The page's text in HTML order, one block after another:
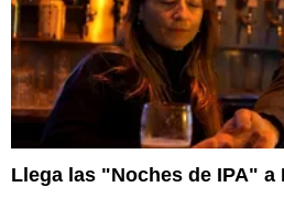
Llega las "Noches de IPA" a